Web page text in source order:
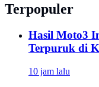
Terpopuler
Hasil Moto3
Terpuruk di
10 jam lalu